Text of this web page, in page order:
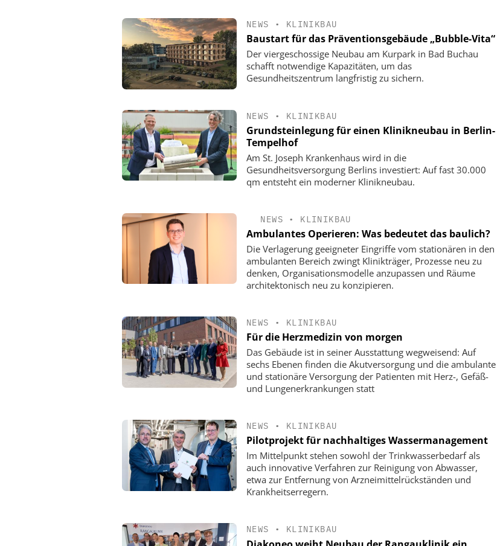
NEWS • KLINIKBAU
Baustart für das Präventionsgebäude „Bubble-Vita“
Der viergeschossige Neubau am Kurpark in Bad Buchau
schafft notwendige Kapazitäten, um das
Gesundheitszentrum langfristig zu sichern.
NEWS • KLINIKBAU
Grundsteinlegung für einen Klinikneubau in Berlin-
Tempelhof
Am St. Joseph Krankenhaus wird in die
Gesundheitsversorgung Berlins investiert: Auf fast 30.000
qm entsteht ein moderner Klinikneubau.
NEWS • KLINIKBAU
Ambulantes Operieren: Was bedeutet das baulich?
Die Verlagerung geeigneter Eingriffe vom stationären in den
ambulanten Bereich zwingt Klinikträger, Prozesse neu zu
denken, Organisationsmodelle anzupassen und Räume
architektonisch neu zu konzipieren.
NEWS • KLINIKBAU
Für die Herzmedizin von morgen
Das Gebäude ist in seiner Ausstattung wegweisend: Auf
sechs Ebenen finden die Akutversorgung und die ambulante
und stationäre Versorgung der Patienten mit Herz-, Gefäß-
und Lungenerkrankungen statt
NEWS • KLINIKBAU
Pilotprojekt für nachhaltiges Wassermanagement
Im Mittelpunkt stehen sowohl der Trinkwasserbedarf als
auch innovative Verfahren zur Reinigung von Abwasser,
etwa zur Entfernung von Arzneimittelrückständen und
Krankheitserregern.
NEWS • KLINIKBAU